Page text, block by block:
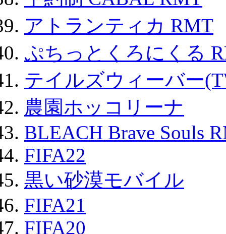
アトランティカ RMT
ぷちっとくろにくる
テイルズウィーバー
農園ホッコリーナ
BLEACH Brave Souls
FIFA22
黒い砂漠モバイル
FIFA21
FIFA20